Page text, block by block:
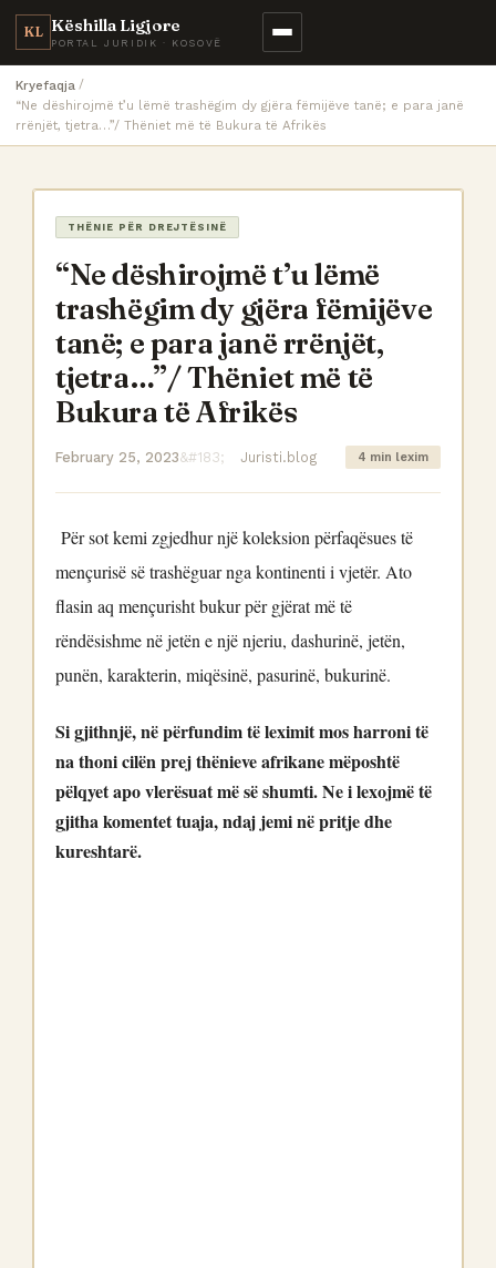
KL Këshilla Ligjore
PORTAL JURIDIK · KOSOVË
Kryefaqja
“Ne dëshirojmë t’u lëmë trashëgim dy gjëra fëmijëve tanë; e para janë
rrënjët, tjetra…”/ Thëniet më të Bukura të Afrikës
THËNIE PËR DREJTËSINË
“Ne dëshirojmë t’u lëmë
trashëgim dy gjëra fëmijëve
tanë; e para janë rrënjët,
tjetra…”/ Thëniet më të
Bukura të Afrikës
February 25, 2023 Juristi.blog 4 min lexim
Për sot kemi zgjedhur një koleksion përfaqësues të
mençurisë së trashëguar nga kontinenti i vjetër. Ato
flasin aq mençurisht bukur për gjërat më të
rëndësishme në jetën e një njeriu, dashurinë, jetën,
punën, karakterin, miqësinë, pasurinë, bukurinë.
Si gjithnjë, në përfundim të leximit mos harroni të
na thoni cilën prej thënieve afrikane mëposhtë
pëlqyet apo vlerësuat më së shumti. Ne i lexojmë të
gjitha komentet tuaja, ndaj jemi në pritje dhe
kureshtarë.